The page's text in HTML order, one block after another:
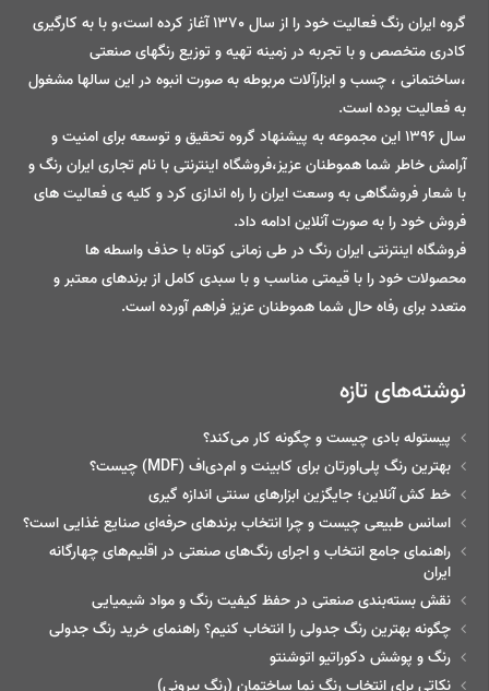
گروه ایران رنگ فعالیت خود را از سال 1370 آغاز کرده است،و با به کارگیری
کادری متخصص و با تجربه در زمینه تهیه و توزیع رنگهای صنعتی
،ساختمانی ، چسب و ابزارآلات مربوطه به صورت انبوه در این سالها مشغول
به فعالیت بوده است.
سال 1396 این مجموعه به پیشنهاد گروه تحقیق و توسعه برای امنیت و
آرامش خاطر شما هموطنان عزیز،فروشگاه اینترنتی با نام تجاری ایران رنگ و
با شعار فروشگاهی به وسعت ایران را راه اندازی کرد و کلیه ی فعالیت های
فروش خود را به صورت آنلاین ادامه داد.
فروشگاه اینترنتی ایران رنگ در طی زمانی کوتاه با حذف واسطه ها
محصولات خود را با قیمتی مناسب و با سبدی کامل از برندهای معتبر و
متعدد برای رفاه حال شما هموطنان عزیز فراهم آورده است.
نوشته‌های تازه
پیستوله بادی چیست و چگونه کار می‌کند؟
بهترین رنگ پلی‌اورتان برای کابینت و ام‌دی‌اف (MDF) چیست؟
خط‌ کش آنلاین؛ جایگزین ابزارهای سنتی اندازه گیری
اسانس طبیعی چیست و چرا انتخاب برندهای حرفه‌ای صنایع غذایی است؟
راهنمای جامع انتخاب و اجرای رنگ‌های صنعتی در اقلیم‌های چهارگانه
ایران
نقش بسته‌بندی صنعتی در حفظ کیفیت رنگ و مواد شیمیایی
چگونه بهترین رنگ جدولی را انتخاب کنیم؟ راهنمای خرید رنگ جدولی
رنگ و پوشش دکوراتیو اتوشنتو
نکاتی برای انتخاب رنگ نما ساختمان (رنگ بیرونی)